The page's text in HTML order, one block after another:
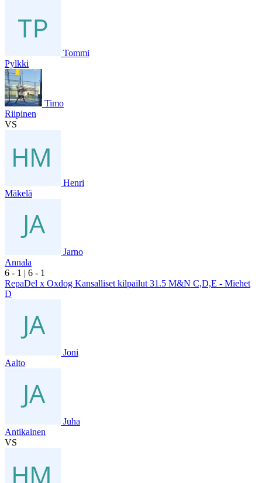
Tommi
Pylkki
Timo
Riipinen
VS
Henri
Mäkelä
Jarno
Annala
6 - 1 | 6 - 1
RepaDel x Oxdog Kansalliset kilpailut 31.5 M&N C,D,E - Miehet
D
Joni
Aalto
Juha
Antikainen
VS